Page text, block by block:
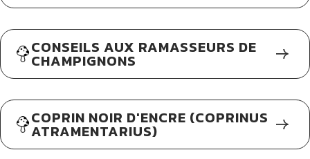
CONSEILS AUX RAMASSEURS DE
CHAMPIGNONS
COPRIN NOIR D'ENCRE (COPRINUS
ATRAMENTARIUS)